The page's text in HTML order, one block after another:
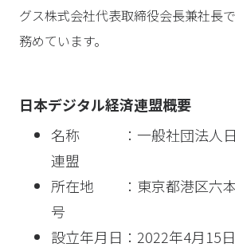
グス株式会社代表取締役会長兼社長
務めています。
日本デジタル経済連盟概要
名称 ：一般社団法人日
連盟
所在地 ：東京都港区六本
号
設立年月日：2022年4月15日